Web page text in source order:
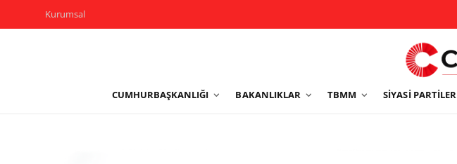
Kurumsal
CUMHURBAŞKANLIĞI BAKANLIKLAR TBMM SIYASI PARTILER